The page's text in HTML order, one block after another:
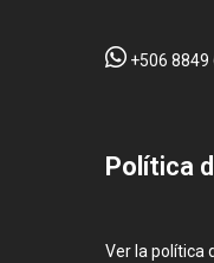
+506 8849
Pol ítica
Ver la política